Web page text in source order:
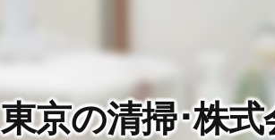
東京の清掃･株